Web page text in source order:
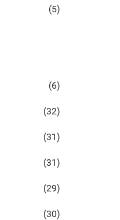
(5)
(6)
(32)
(31)
(31)
(29)
(30)